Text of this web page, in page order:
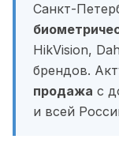
Санкт-
HikVision,
брендов.
продажа с
и всей